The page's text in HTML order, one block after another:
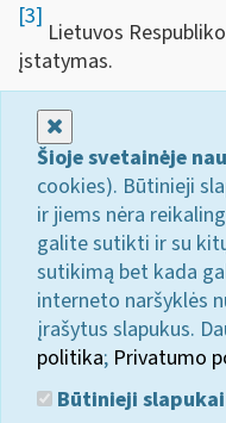
[3]
Lietuvos
įstatymas.
Šioje svetainėje
cookies). Būtinieji
ir jiems nėra
galite sutikti ir su
sutikimą bet kada
interneto naršyklės
įrašytus slapukus.
politika; Privatumo
Būtinieji slapukai